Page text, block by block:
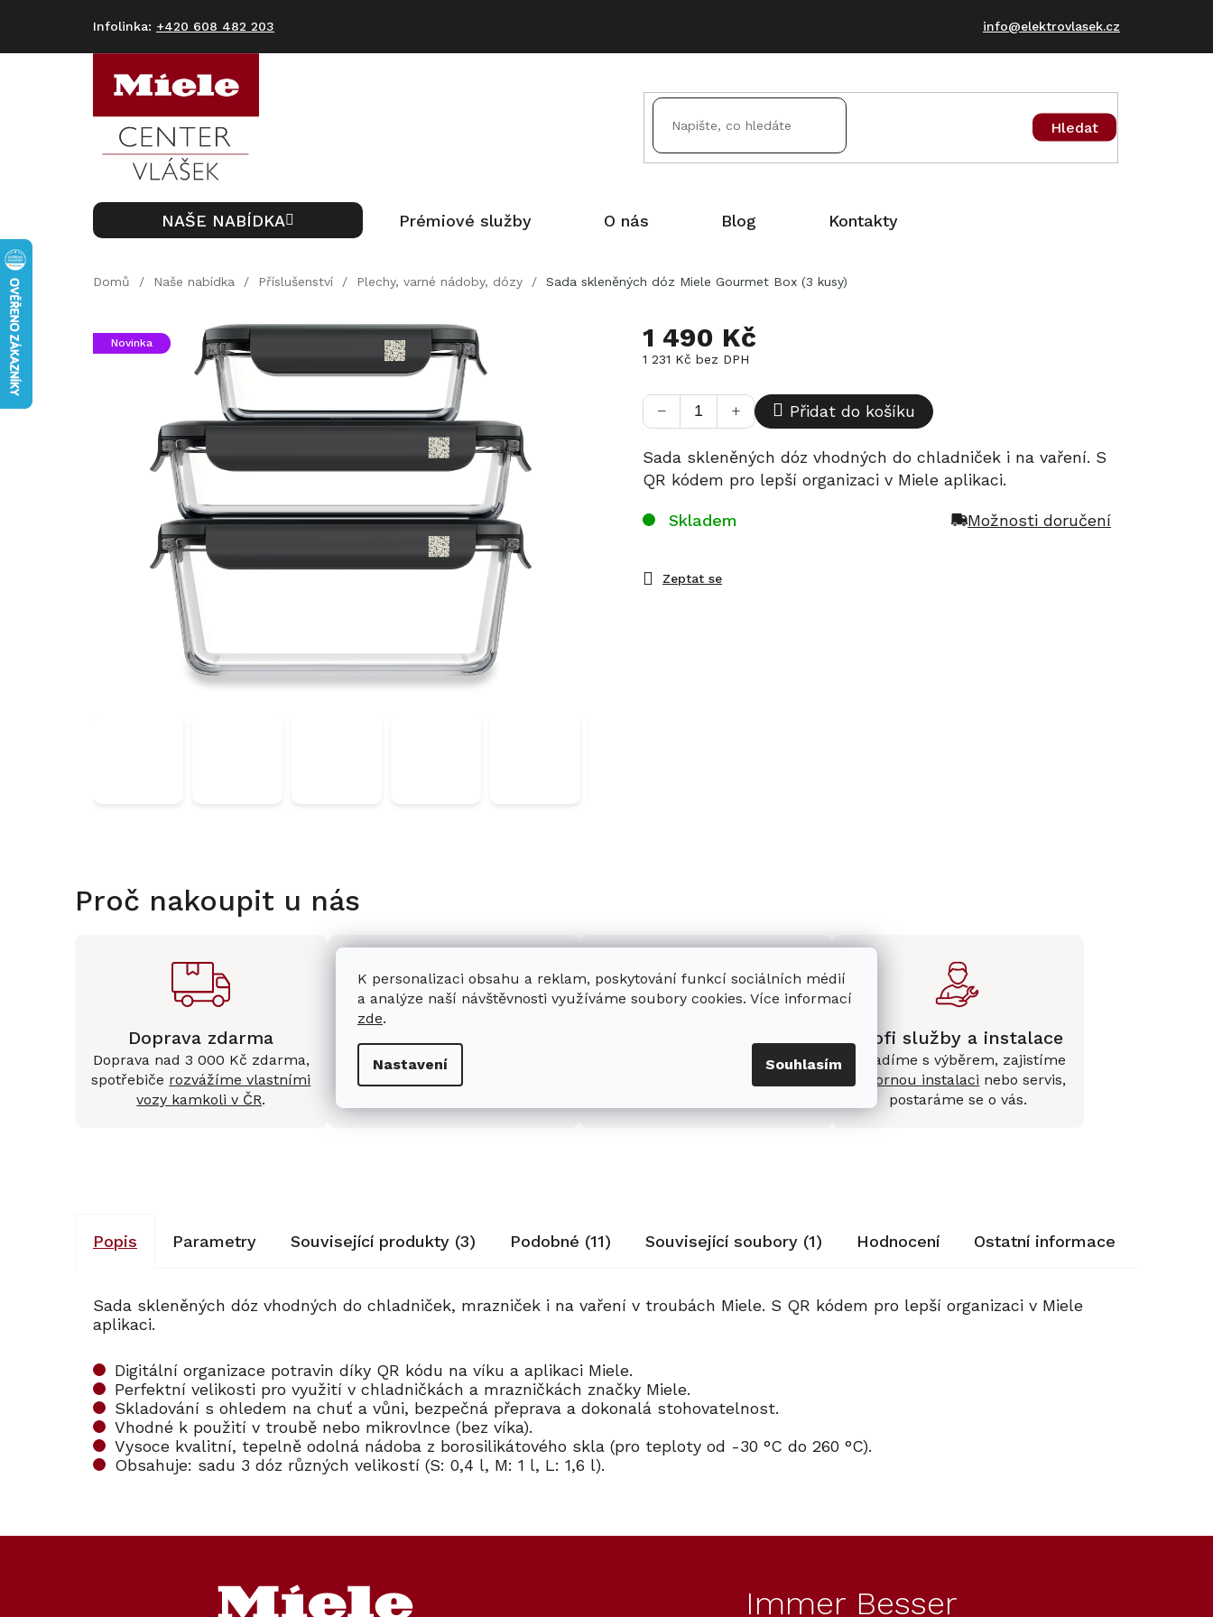
K personalizaci obsahu a reklam, poskytování funkcí sociálních médií
a analýze naší návštěvnosti využíváme soubory cookies. Více informací
zde.
Nastavení Souhlasím
+420 608 482 203 info@elektrovlasek.cz
Hledat
NAŠE NABÍDKA Prémiové služby O nás Blog Kontakty
Domů / Naše nabídka / Příslušenství / Plechy, varné nádoby, dózy / Sada skleněných dóz Miele Gourmet Box (3 kusy)
Novinka 1 490 Kč
1 231 Kč bez DPH
cena:
+
− Přidat do košíku
Sada skleněných dóz vhodných do chladniček i na vaření. S
QR kódem pro lepší organizaci v Miele aplikaci.
Zeptat se
Skladem Možnosti doručení
Proč nakoupit u nás
Doprava zdarma
Doprava nad 3 000 Kč zdarma,
spotřebiče rozvážíme vlastními
vozy kamkoli v ČR.
Mámeshowroom
Králové s možností jednoduše u
Jsme stabilní prodejce
Profi služby a instalace
Poradíme s výběrem, zajistíme
odbornou instalaci nebo servis,
postaráme se o vás.
Popis Parametry Související produkty (3) Podobné (11) Související soubory (1) Hodnocení Ostatní informace
Sada skleněných dóz vhodných do chladniček, mrazniček i na vaření v troubách Miele. S QR kódem pro lepší organizaci v Miele
aplikaci.
Digitální organizace potravin díky QR kódu na víku a aplikaci Miele.
Perfektní velikosti pro využití v chladničkách a mrazničkách značky Miele.
Skladování s ohledem na chuť a vůni, bezpečná přeprava a dokonalá stohovatelnost.
Vhodné k použití v troubě nebo mikrovlnce (bez víka).
Vysoce kvalitní, tepelně odolná nádoba z borosilikátového skla (pro teploty od -30 °C do 260 °C).
Obsahuje: sadu 3 dóz různých velikostí (S: 0,4 l, M: 1 l, L: 1,6 l).
Immer Besser